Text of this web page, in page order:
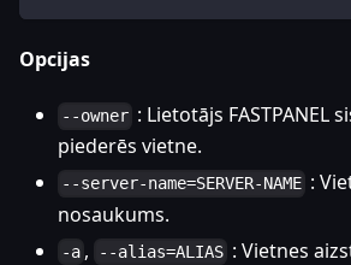
Opcijas
--owner : Lietotājs FASTPANEL
piederēs vietne.
--server-name=SERVER-NAME :
nosaukums.
-a , --alias=ALIAS : Vietnes